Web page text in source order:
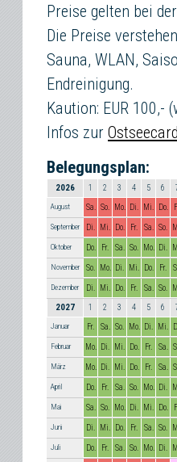
Preise gelten bei
Die Preise
Sauna, WLAN,
Endreinigung.
Kaution: EUR 100,-
Infos zur Ostseecard
Belegungsplan:
2026 1 2 3 4 5 6
August Sa. So. Mo. Di. Mi. Do.
September Di. Mi. Do. Fr. Sa. So.
Oktober Do. Fr. Sa. So. Mo. Di.
November So. Mo. Di. Mi. Do. Fr.
Dezember Di. Mi. Do. Fr. Sa. So.
2027 1 2 3 4 5 6
Januar Fr. Sa. So. Mo. Di. Mi.
Februar Mo. Di. Mi. Do. Fr. Sa.
März Mo. Di. Mi. Do. Fr. Sa.
April Do. Fr. Sa. So. Mo. Di.
Mai Sa. So. Mo. Di. Mi. Do.
Juni Di. Mi. Do. Fr. Sa. So.
Juli Do. Fr. Sa. So. Mo. Di.